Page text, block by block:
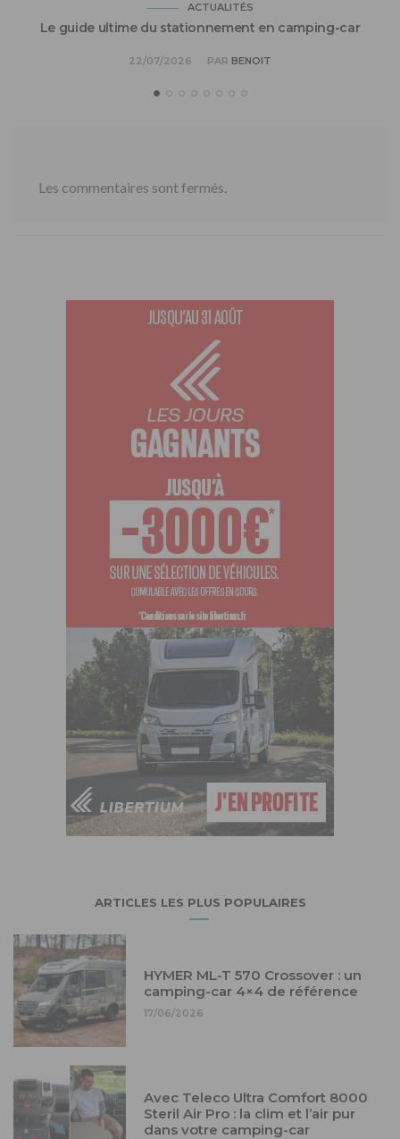
ACTUALITÉS
Le guide ultime du stationnement en camping-car
22/07/2026 PAR BENOIT
Les commentaires sont fermés.
ARTICLES LES PLUS POPULAIRES
HYMER ML-T 570 Crossover : un
camping-car 4×4 de référence
17/06/2026
Avec Teleco Ultra Comfort 8000
Steril Air Pro : la clim et l’air pur
dans votre camping-car